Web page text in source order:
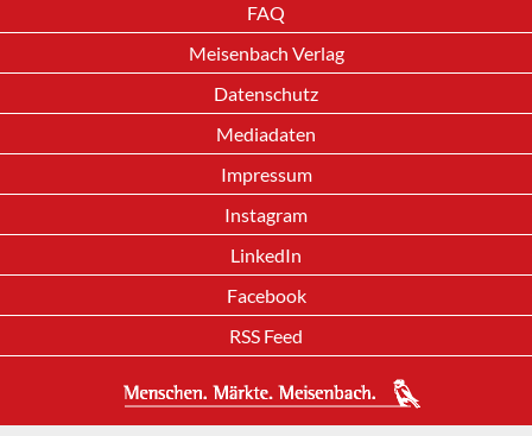
FAQ
Meisenbach Verlag
Datenschutz
Mediadaten
Impressum
Instagram
LinkedIn
Facebook
RSS Feed